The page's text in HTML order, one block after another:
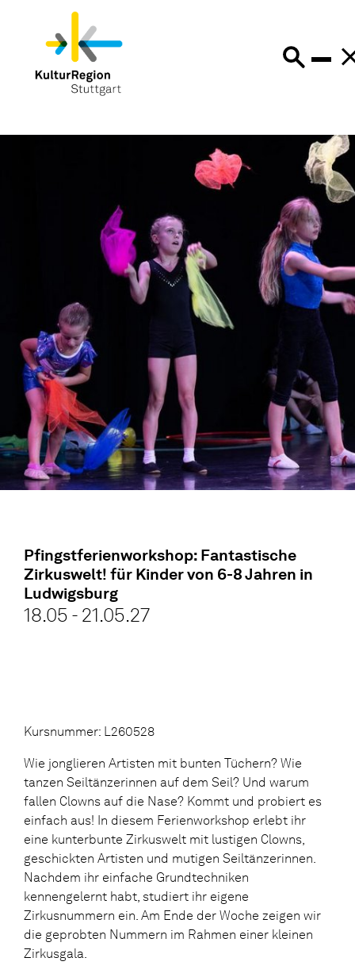
Pfingstferienworkshop: Fantastische
Zirkuswelt! für Kinder von 6-8 Jahren in
Ludwigsburg
18.05 - 21.05.27
Kursnummer: L260528
Wie jonglieren Artisten mit bunten Tüchern? Wie
tanzen Seiltänzerinnen auf dem Seil? Und warum
fallen Clowns auf die Nase? Kommt und probiert es
einfach aus! In diesem Ferienworkshop erlebt ihr
eine kunterbunte Zirkuswelt mit lustigen Clowns,
geschickten Artisten und mutigen Seiltänzerinnen.
Nachdem ihr einfache Grundtechniken
kennengelernt habt, studiert ihr eigene
Zirkusnummern ein. Am Ende der Woche zeigen wir
die geprobten Nummern im Rahmen einer kleinen
Zirkusgala.